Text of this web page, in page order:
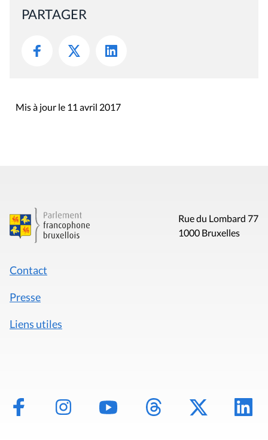
PARTAGER
Mis à jour le 11 avril 2017
Rue du Lombard 77
1000 Bruxelles
Contact
Presse
Liens utiles